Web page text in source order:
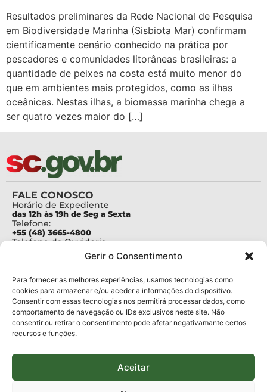
Gerir o Consentimento
Para fornecer as melhores experiências, usamos tecnologias como
cookies para armazenar e/ou aceder a informações do dispositivo.
Consentir com essas tecnologias nos permitirá processar dados, como
comportamento de navegação ou IDs exclusivos neste site. Não
consentir ou retirar o consentimento pode afetar negativamante certos
recursos e funções.
Aceitar
Resultados preliminares da Rede Nacional de Pesquisa
em Biodiversidade Marinha (Sisbiota Mar) confirmam
cientificamente cenário conhecido na prática por
pescadores e comunidades litorâneas brasileiras: a
quantidade de peixes na costa está muito menor do
que em ambientes mais protegidos, como as ilhas
oceânicas. Nestas ilhas, a biomassa marinha chega a
ser quatro vezes maior do […]
FALE CONOSCO
Horário de Expediente
das 12h às 19h de Seg a Sexta
Telefone:
+55 (48) 3665-4800
Telefone da Ouvidoria
Para assuntos relacionados à Pesquisa
pesquisa@fapesc.sc.gov.br
Para assuntos relacionados à Inovação
inovacao@fapesc.sc.gov.br
Para assuntos relacionados à Bolsas
bolsas@fapesc.sc.gov.br
Para assuntos relacionados à Prestação de Contas
Para assuntos relacionados à Plataforma
plataforma@fapesc.sc.gov.br
Jair Artur da Silva dpo@fapesc.sc.gov.br 3665-4831